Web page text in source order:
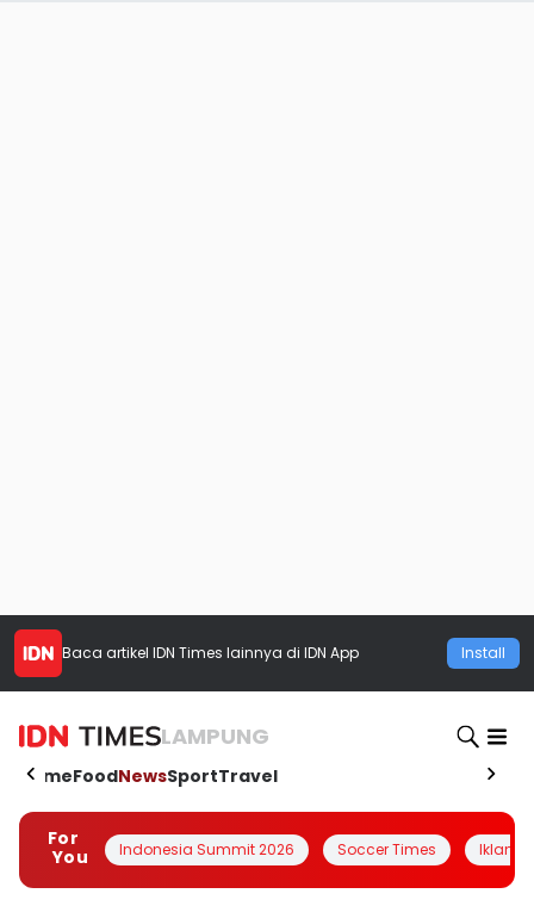
Baca artikel IDN Times lainnya di IDN App Install
LAMPUNG
HomeFoodNewsSportTravel
For
You
Indonesia Summit 2026 Soccer Times Iklanin